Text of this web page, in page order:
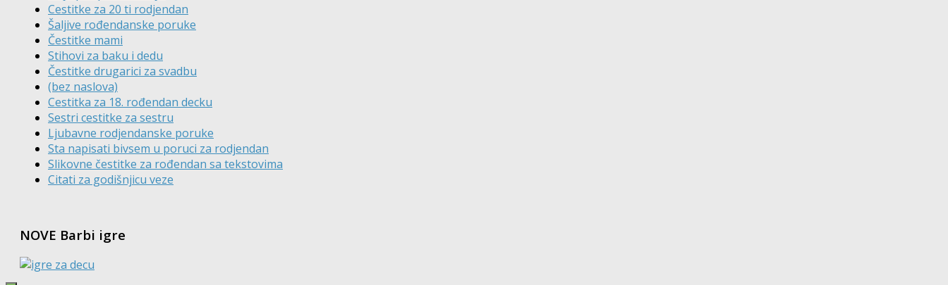
Cestitke za 20 ti rodjendan
Šaljive rođendanske poruke
Čestitke mami
Stihovi za baku i dedu
Čestitke drugarici za svadbu
(bez naslova)
Cestitka za 18. rođendan decku
Sestri cestitke za sestru
Ljubavne rodjendanske poruke
Sta napisati bivsem u poruci za rodjendan
Slikovne čestitke za rođendan sa tekstovima
Citati za godišnjicu veze
NOVE Barbi igre